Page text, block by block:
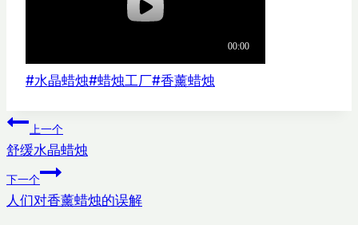
文
标
签：
#水晶蜡烛#蜡烛工厂#香薰蜡烛
文
章
导
上一个
舒缓水晶蜡烛
下一个
人们对香薰蜡烛的误解